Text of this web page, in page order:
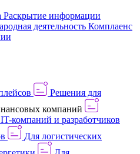
Раскрытие информации
деятельность Комплаенс
Решения для
компаний
компаний и разработчиков
Для логистических